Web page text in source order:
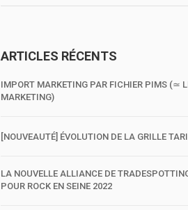
ARTICLES RÉCENTS
IMPORT MARKETING PAR FICHIER PIMS (≃
MARKETING)
[NOUVEAUTÉ] ÉVOLUTION DE LA GRILLE
LA NOUVELLE ALLIANCE DE
POUR ROCK EN SEINE 2022